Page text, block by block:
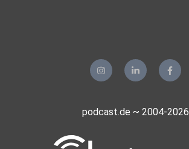
podcast.de ~ 2004-2026